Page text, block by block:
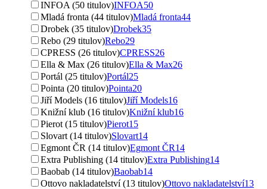
INFOA (50 titulov)INFOA50
Mladá fronta (44 titulov)Mladá fronta44
Drobek (35 titulov)Drobek35
Rebo (29 titulov)Rebo29
CPRESS (26 titulov)CPRESS26
Ella & Max (26 titulov)Ella & Max26
Portál (25 titulov)Portál25
Pointa (20 titulov)Pointa20
Jiří Models (16 titulov)Jiří Models16
Knižní klub (16 titulov)Knižní klub16
Pierot (15 titulov)Pierot15
Slovart (14 titulov)Slovart14
Egmont ČR (14 titulov)Egmont ČR14
Extra Publishing (14 titulov)Extra Publishing14
Baobab (14 titulov)Baobab14
Ottovo nakladatelství (13 titulov)Ottovo nakladatelství13